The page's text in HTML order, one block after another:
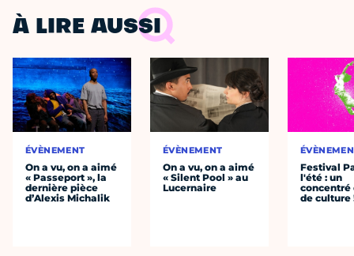
À LIRE AUSSI
ÉVÈNEMENT
On a vu, on a aimé
« Passeport », la
dernière pièce
d’Alexis Michalik
ÉVÈNEMENT
On a vu, on a aimé
« Silent Pool » au
Lucernaire
Festival
l'été : un
concentré
de culture